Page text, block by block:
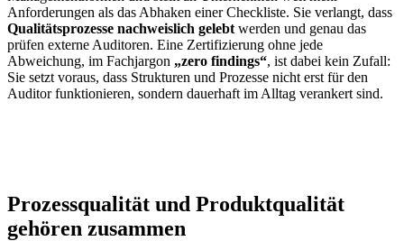
Anforderungen als das Abhaken einer Checkliste. Sie verlangt, dass
Qualitätsprozesse nachweislich gelebt werden und genau das
prüfen externe Auditoren. Eine Zertifizierung ohne jede
Abweichung, im Fachjargon „zero findings“, ist dabei kein Zufall:
Sie setzt voraus, dass Strukturen und Prozesse nicht erst für den
Auditor funktionieren, sondern dauerhaft im Alltag verankert sind.
Prozessqualität und Produktqualität
gehören zusammen